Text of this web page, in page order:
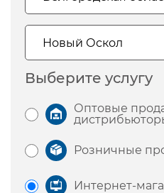
Выберите услугу
Оптовые
Розничные
Интернет-